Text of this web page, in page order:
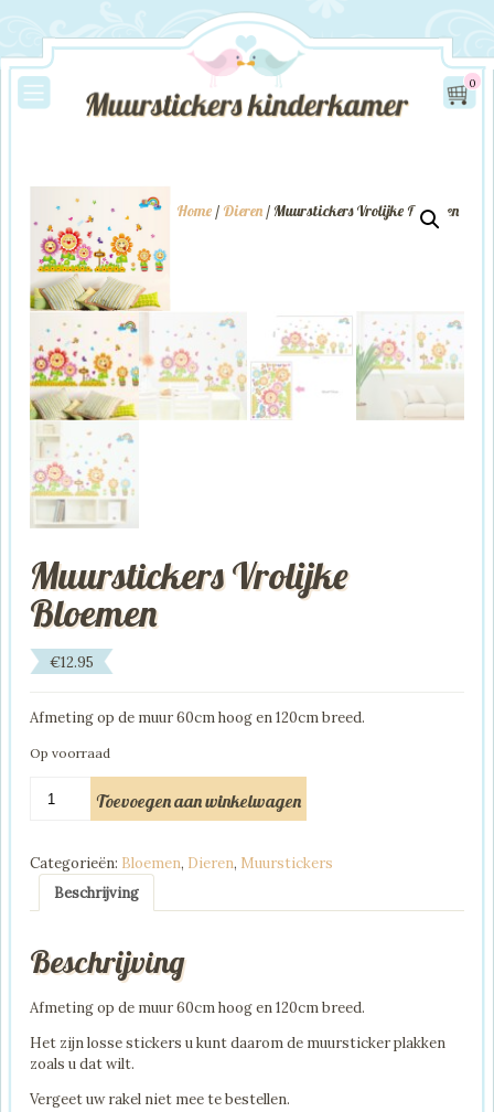
0
Home / Dieren / Muurstickers Vrolijke Bloemen
Muurstickers Vrolijke
Bloemen
€12.95
Afmeting op de muur 60cm hoog en 120cm breed.
Op voorraad
Vrolijke
Toevoegen aan winkelwagen
Categorieën: Bloemen, Dieren, Muurstickers
Beschrijving
Beschrijving
Afmeting op de muur 60cm hoog en 120cm breed.
Het zijn losse stickers u kunt daarom de muursticker plakken
zoals u dat wilt.
Vergeet uw rakel niet mee te bestellen.